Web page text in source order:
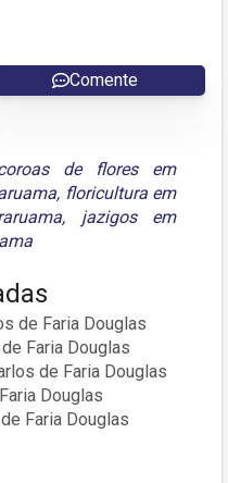
Comente
de flores em
, floricultura em
, jazigos em
de Faria Douglas
Faria Douglas
de Faria Douglas
Douglas
Faria Douglas